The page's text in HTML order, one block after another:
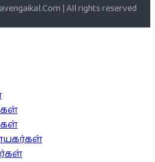
| All rights reserved